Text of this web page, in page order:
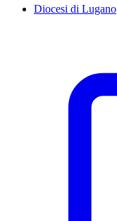
Diocesi di Lugano